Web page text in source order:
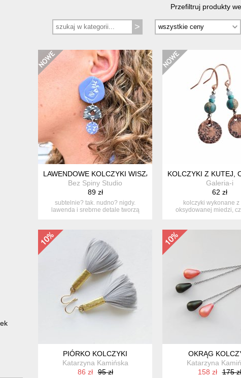
Przefiltruj produkty
LAWENDOWE KOLCZYKI WISZĄCE Z MOTYWEM TWARZY
Bez Spiny Studio
89 zł
subtelnie? tak. nudno? nigdy.
lawenda i srebrne detale tworzą
KOLCZYKI Z KUTEJ,
Galeria-i
62 zł
kolczyki wykonane z
oksydowanej miedzi,
PIÓRKO KOLCZYKI
Katarzyna Kamińska
86 zł
95 zł
OKRĄG
Katarzyna
158 zł
175 zł